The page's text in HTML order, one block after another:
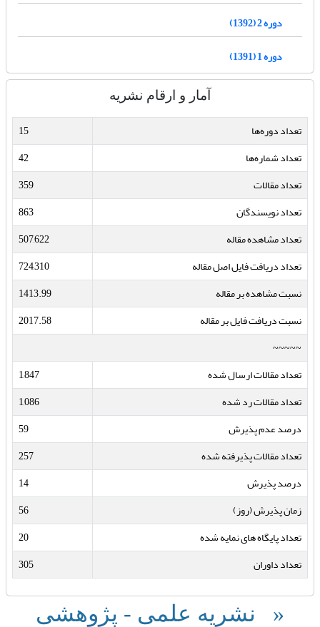
دوره 2 (1392)
دوره 1 (1391)
آمار و ارقام نشریه
تعداد دوره‌ها
15
تعداد شماره‌ها
42
تعداد مقالات
359
تعداد نویسندگان
863
تعداد مشاهده مقاله
507,622
تعداد دریافت فایل اصل مقاله
724,310
نسبت مشاهده بر مقاله
1413.99
نسبت دریافت فایل بر مقاله
2017.58
~~~~~
تعداد مقالات ارسال شده
1,847
تعداد مقالات رد شده
1,086
درصد عدم پذیرش
59
تعداد مقالات پذیرفته شده
257
درصد پذیرش
14
زمان پذیرش (روز)
56
تعداد پایگاه های نمایه شده
20
تعداد داوران
305
« نشریه علمی - پژوهشی